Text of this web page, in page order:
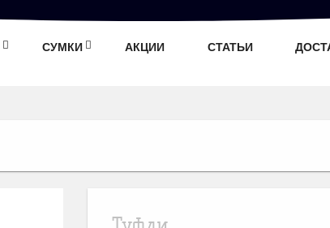
СУМКИ АКЦИИ СТАТЬИ